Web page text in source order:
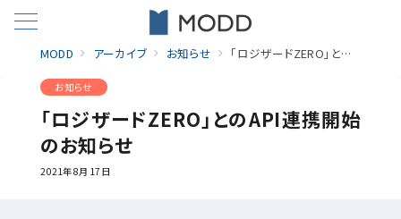
MODD アーカイブ お知らせ 「ロジザードZERO」とのAPI連携開始のお知らせ
お知らせ
「ロジザードZERO」とのAPI連携開始
のお知らせ
2021年8月17日